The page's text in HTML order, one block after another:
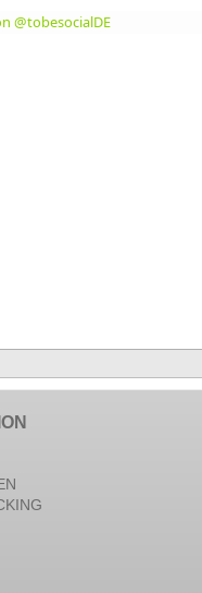
@tobesocialDE